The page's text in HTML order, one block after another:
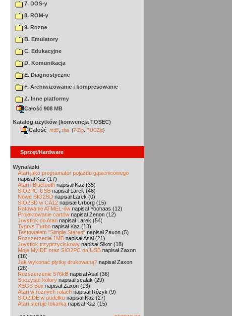
7. DOS-y
8. ROM-y
9. Rozne
B. Emulatory
C. Edukacyjne
D. Komunikacja
E. Diagnostyczne
F. Archiwizowanie i kompresowanie
Z. Inne platformy
Całość 908 MB
Katalog użytków (konwencja TOSEC)
Całość md5 sha (7-Zip TUGZip)
Sprzęt/Hardware
Wynalazki
Atari jako programator pojazdu gąsienicowego
napisał Kaz (17)
Atari i Bluetooth napisał Kaz (35)
SIO2PC-USB napisał Larek (46)
Nowe SIO2SD napisał Larek (0)
SIO2SD w CA12 napisał Urborg (15)
Ratowanie ATMEL-ów napisał Yoohaas (12)
Projektowanie cartów napisał Zenon (12)
Joystick do Atari napisał Larek (54)
Tygrys Turbo napisał Kaz (13)
Testowałem "Simple Stereo" napisał Zaxon (5)
Rozszerzenie 1MB napisał Asal (21)
Joystick trzyprzyciskowy napisał Sikor (18)
Moje MyIDE oraz SIO2PC na USB napisał Zaxon
(16)
Jak wykonać płytkę drukowaną? napisał Zaxon
(28)
Rozszerzenie 576kB napisał Asal (36)
Soczyste kolory napisał scalak (29)
XEGS Box napisał Zaxon (13)
Atari w różnych rolach napisał Różyk (9)
SIO2IDE w pudełku napisał Kaz (27)
Atari steruje tokarką napisał Kaz (15)